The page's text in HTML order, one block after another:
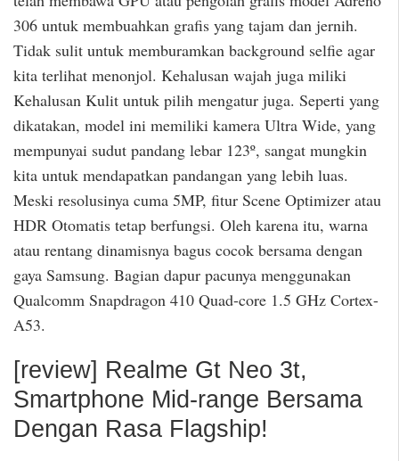
306 untuk membuahkan grafis yang tajam dan jernih.
Tidak sulit untuk memburamkan background selfie agar
kita terlihat menonjol. Kehalusan wajah juga miliki
Kehalusan Kulit untuk pilih mengatur juga. Seperti yang
dikatakan, model ini memiliki kamera Ultra Wide, yang
mempunyai sudut pandang lebar 123º, sangat mungkin
kita untuk mendapatkan pandangan yang lebih luas.
Meski resolusinya cuma 5MP, fitur Scene Optimizer atau
HDR Otomatis tetap berfungsi. Oleh karena itu, warna
atau rentang dinamisnya bagus cocok bersama dengan
gaya Samsung. Bagian dapur pacunya menggunakan
Qualcomm Snapdragon 410 Quad-core 1.5 GHz Cortex-
A53.
[review] Realme Gt Neo 3t,
Smartphone Mid-range Bersama
Dengan Rasa Flagship!